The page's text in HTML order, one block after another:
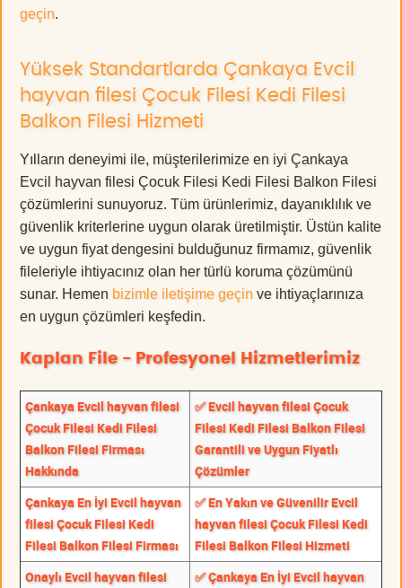
geçin.
Yüksek Standartlarda Çankaya Evcil
hayvan filesi Çocuk Filesi Kedi Filesi
Balkon Filesi Hizmeti
Yılların deneyimi ile, müşterilerimize en iyi Çankaya
Evcil hayvan filesi Çocuk Filesi Kedi Filesi Balkon Filesi
çözümlerini sunuyoruz. Tüm ürünlerimiz, dayanıklılık ve
güvenlik kriterlerine uygun olarak üretilmiştir. Üstün kalite
ve uygun fiyat dengesini bulduğunuz firmamız, güvenlik
fileleriyle ihtiyacınız olan her türlü koruma çözümünü
sunar. Hemen bizimle iletişime geçin ve ihtiyaçlarınıza
en uygun çözümleri keşfedin.
Kaplan File - Profesyonel Hizmetlerimiz
Çankaya Evcil hayvan filesi
Çocuk Filesi Kedi Filesi
Balkon Filesi Firması
Hakkında
✅ Evcil hayvan filesi Çocuk
Filesi Kedi Filesi Balkon Filesi
Garantili ve Uygun Fiyatlı
Çözümler
Çankaya En İyi Evcil hayvan
filesi Çocuk Filesi Kedi
Filesi Balkon Filesi Firması
✅ En Yakın ve Güvenilir Evcil
hayvan filesi Çocuk Filesi Kedi
Filesi Balkon Filesi Hizmeti
Onaylı Evcil hayvan filesi
✅ Çankaya En İyi Evcil hayvan